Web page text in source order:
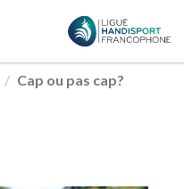
Cap ou pas cap?